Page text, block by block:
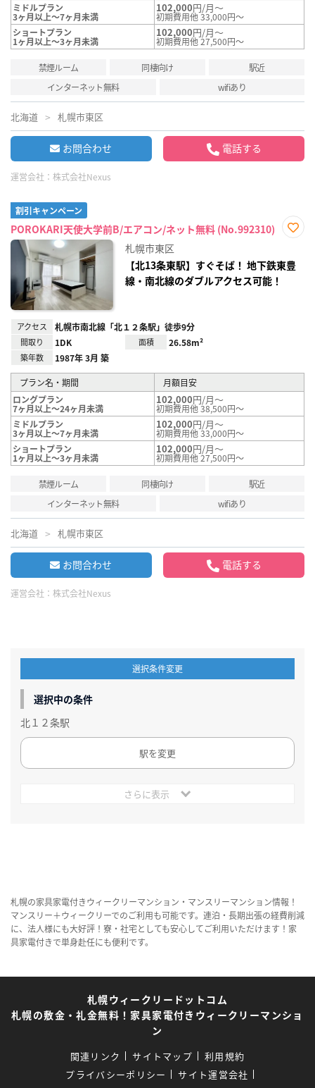
ミドルプラン
3ヶ月以上～7ヶ月未満
102,000円/月～
初期費用他 33,000円～
ショートプラン
1ヶ月以上～3ヶ月未満
102,000円/月～
初期費用他 27,500円～
禁煙ルーム 同棲向け
駅近
インターネット無料
wifiあり
北海道 札幌市東区
お問合わせ 電話する
運営会社： 株式会社Nexus
割引キャンペーン
POROKARI天使大学前B/エアコン/ネット無料 (No.992310)
り登
録
札幌市東区
【北13条東駅】すぐそば！ 地下鉄東豊
線・南北線のダブルアクセス可能！
アクセス 札幌市南北線「北１２条駅」徒歩9分
間取り 1DK 面積 26.58m²
築年数 1987年 3月 築
プラン名・期間
月額目安
ロングプラン
7ヶ月以上～24ヶ月未満
102,000円/月～
初期費用他 38,500円～
ミドルプラン
3ヶ月以上～7ヶ月未満
102,000円/月～
初期費用他 33,000円～
ショートプラン
1ヶ月以上～3ヶ月未満
102,000円/月～
初期費用他 27,500円～
禁煙ルーム 同棲向け
駅近
インターネット無料
wifiあり
北海道 札幌市東区
お問合わせ 電話する
運営会社： 株式会社Nexus
選択条件変更
選択中の条件
北１２条駅
駅を変更
さらに表示
札幌の家具家電付きウィークリーマンション・マンスリーマンション情報！
マンスリー＋ウィークリーでのご利用も可能です。連泊・長期出張の経費削減
に、法人様にも大好評！寮・社宅としても安心してご利用いただけます！家
具家電付きで単身赴任にも便利です。
札幌ウィークリードットコム
札幌の敷金・礼金無料！家具家電付きウィークリーマンショ
ン
関連リンク サイトマップ
利用規約
プライバシーポリシー
サイト運営会社